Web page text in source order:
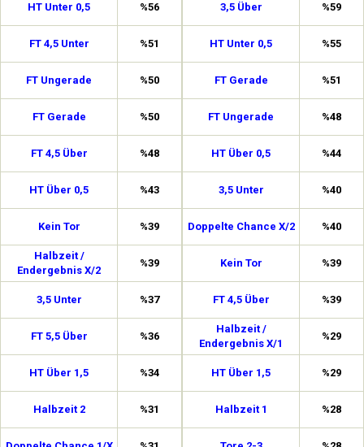
HT Unter 0,5 %56
FT 4,5 Unter %51
FT Ungerade %50
FT Gerade %50
FT 4,5 Über %48
HT Über 0,5 %43
Kein Tor %39
Halbzeit /
Endergebnis X/2
%39
3,5 Unter %37
FT 5,5 Über %36
HT Über 1,5 %34
Halbzeit 2 %31
3,5 Über %59
HT Unter 0,5 %55
FT Gerade %51
FT Ungerade %48
HT Über 0,5 %44
3,5 Unter %40
Doppelte Chance X/2 %40
Kein Tor %39
FT 4,5 Über %39
Halbzeit /
Endergebnis X/1
%29
HT Über 1,5 %29
Halbzeit 1 %28